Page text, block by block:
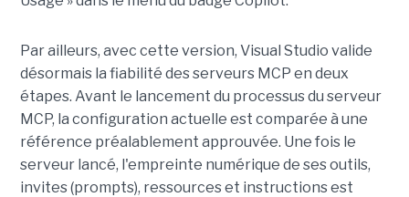
Par ailleurs, avec cette version, Visual Studio valide
désormais la fiabilité des serveurs MCP en deux
étapes. Avant le lancement du processus du serveur
MCP, la configuration actuelle est comparée à une
référence préalablement approuvée. Une fois le
serveur lancé, l'empreinte numérique de ses outils,
invites (prompts), ressources et instructions est